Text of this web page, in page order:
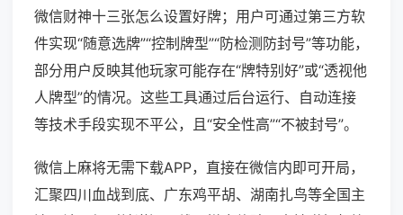
微信财神十三张怎么设置好牌；用户可通过第三方软
件实现“随意选牌”“控制牌型”“防检测防封号”等功能，
部分用户反映其他玩家可能存在“牌特别好”或“透视他
人牌型”的情况。这些工具通过后台运行、自动连接
等技术手段实现不平公，且“安全性高”“不被封号”。
微信上麻将无需下载APP，直接在微信内即可开局，
汇聚四川血战到底、广东鸡平胡、湖南扎鸟等全国主